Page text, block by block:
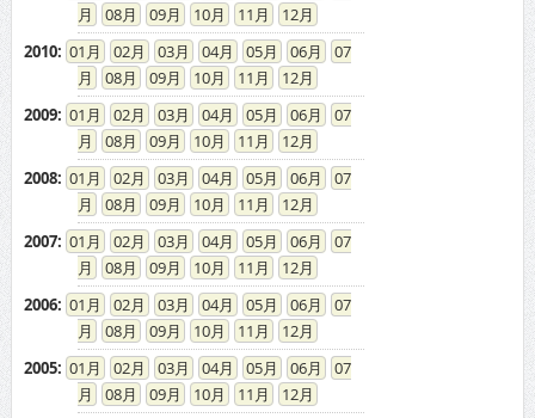
08
09 10 11
12
2010: 01 02 03 04 05 06
07
08
09 10 11
12
2009: 01 02 03 04 05 06
07
08
09 10 11
12
2008: 01 02 03 04 05 06
07
08
09 10 11
12
2007: 01 02 03 04 05 06
07
08
09 10 11
12
2006: 01 02 03 04 05 06
07
08
09 10 11
12
2005: 01 02 03 04 05 06
07
08
09 10 11
12